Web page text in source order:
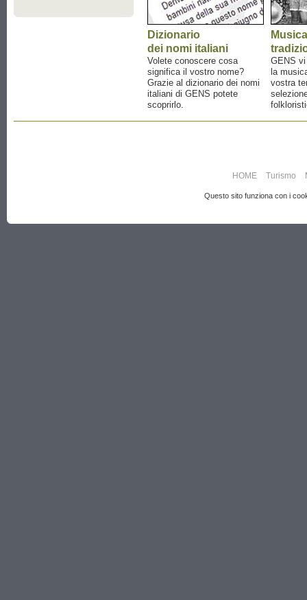
Dizionario
dei nomi italiani
Volete conoscere cosa
significa il vostro nome?
Grazie al dizionario dei nomi
italiani di GENS potete
scoprirlo.
Musica
GENS
la
vostra
HOME Turismo
Questo sito funziona con i